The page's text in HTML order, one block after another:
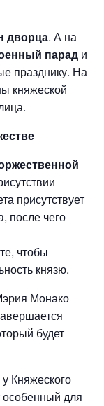
дворца. А на
парад и
празднику. На
княжеской
присутствует
после чего
чтобы
князю.
Монако
будет
Княжеского
для